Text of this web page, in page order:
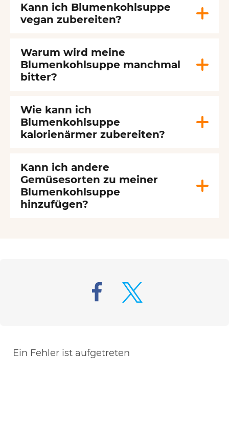
Kann ich Blumenkohlsuppe
vegan zubereiten?
Warum wird meine
Blumenkohlsuppe manchmal
bitter?
Wie kann ich
Blumenkohlsuppe
kalorienärmer zubereiten?
Kann ich andere
Gemüsesorten zu meiner
Blumenkohlsuppe
hinzufügen?
Ein Fehler ist aufgetreten